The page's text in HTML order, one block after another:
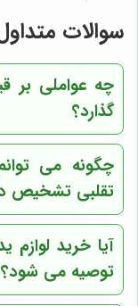
سوالات
چه عواملی بر
گذارد؟
چگونه می
تقلبی تشخیص
آیا خرید لوازم
توصیه می شود؟